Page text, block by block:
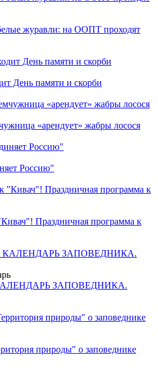
журавли: на ООПТ проходят
День памяти и скорби
«арендует» жабры лосося
Россию"
Праздничная программа к
ЗАПОВЕДНИКА.
природы" о заповеднике